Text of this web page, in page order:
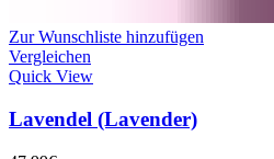
Zur Wunschliste hinzufügen
Vergleichen
Quick View
Lavendel (Lavender)